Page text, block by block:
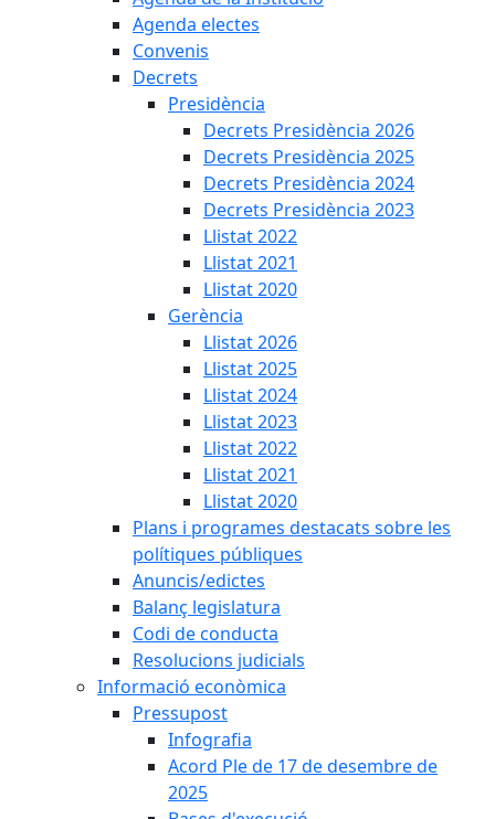
Agenda electes
Convenis
Decrets
Presidència
Decrets Presidència 2026
Decrets Presidència 2025
Decrets Presidència 2024
Decrets Presidència 2023
Llistat 2022
Llistat 2021
Llistat 2020
Gerència
Llistat 2026
Llistat 2025
Llistat 2024
Llistat 2023
Llistat 2022
Llistat 2021
Llistat 2020
Plans i programes destacats sobre les
polítiques públiques
Anuncis/edictes
Balanç legislatura
Codi de conducta
Resolucions judicials
Informació econòmica
Pressupost
Infografia
Acord Ple de 17 de desembre de
2025